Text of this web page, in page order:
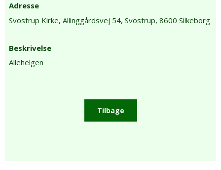
Adresse
Svostrup Kirke, Allinggårdsvej 54, Svostrup, 8600 Silkeborg
Beskrivelse
Allehelgen
Tilbage